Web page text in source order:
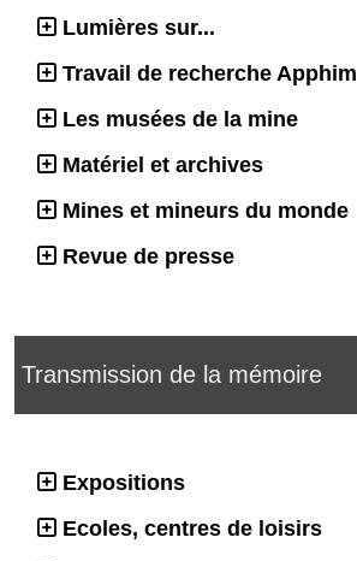
Lumières sur...
Travail de recherche Apphim
Les musées de la mine
Matériel et archives
Mines et mineurs du monde
Revue de presse
Transmission de la mémoire
Expositions
Ecoles, centres de loisirs